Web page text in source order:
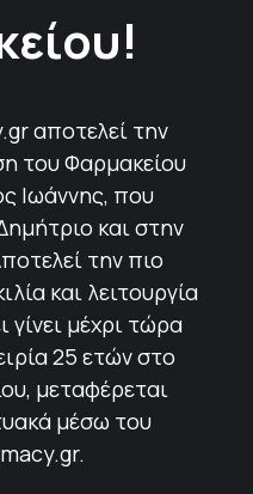
αποτελεί την
του Φαρμακείου
Ιωάννης, που
και στην
την πιο
και λειτουργία
μέχρι τώρα
25 ετών στο
μεταφέρεται
μέσω του